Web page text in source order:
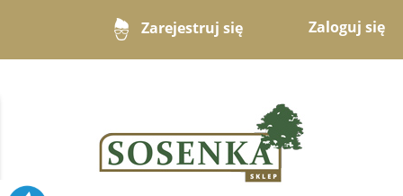
Zarejestruj się Zaloguj się